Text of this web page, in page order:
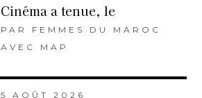
Cinéma a tenue, le
PAR FEMMES DU MAROC
AVEC MAP
5 AOÛT 2026